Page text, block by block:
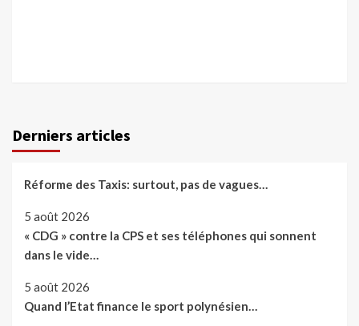
Derniers articles
Réforme des Taxis: surtout, pas de vagues…
5 août 2026
« CDG » contre la CPS et ses téléphones qui sonnent
dans le vide…
5 août 2026
Quand l’Etat finance le sport polynésien…